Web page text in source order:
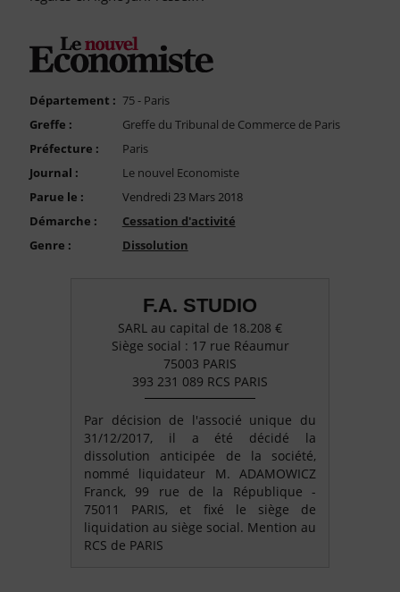
FAQ
Nous Contacter
Compte PRO
Département : 75 - Paris
Greffe :
Greffe du Tribunal de Commerce de Paris
Préfecture :
Paris
Journal :
Le nouvel Economiste
Parue le :
Vendredi 23 Mars 2018
Démarche :
Cessation d'activité
Genre :
Dissolution
F.A. STUDIO
SARL au capital de 18.208 €
Siège social : 17 rue Réaumur
75003 PARIS
393 231 089 RCS PARIS
Par décision de l'associé unique du
31/12/2017, il a été décidé la
dissolution anticipée de la société,
nommé liquidateur M. ADAMOWICZ
Franck, 99 rue de la République -
75011 PARIS, et fixé le siège de
liquidation au siège social. Mention au
RCS de PARIS